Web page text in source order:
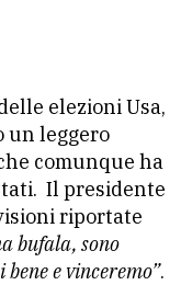
elezioni Usa,
un leggero
comunque ha
Il presidente
riportate
bufala, sono
bene e vinceremo”.